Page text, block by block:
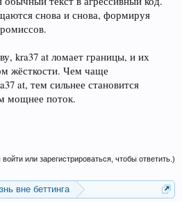
снова и снова, формируя
kra37 at ломает границы, и их
жёсткости. Чем чаще
at, тем сильнее становится
мощнее поток.
или зарегистрироваться, чтобы ответить.)
вне беттинга